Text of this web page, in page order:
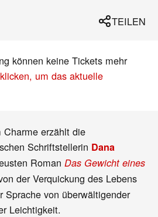
TEILEN
können keine Tickets mehr
um das aktuelle
erzählt die
Schriftstellerin Dana
Roman Das Gewicht eines
der Verquickung des Lebens
Sprache von überwältigender
Leichtigkeit.